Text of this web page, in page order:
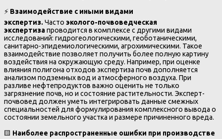
⚡ Взаимодействие с иными видами
экспертиз.Часто эколого-почвоведческая
экспертизапроводится в комплексе с другими видами
исследований: гидрогеологическими, геоботаническими,
санитарно-эпидемиологическими, агрохимическими. Такое
взаимодействие позволяет получить более полную картину
воздействия на окружающую среду. Например, при оценке
влияния полигона отходов экспертиза почв дополняется
анализом подземных вод и атмосферного воздуха. При
разливе нефтепродуктов важно оценить не только
загрязнение почв, но и состояние растительности. Эксперт-
почвовед должен уметь интегрировать данные смежных
специальностей для формулирования комплексного вывода о
состоянии земельного участка и размере причиненного вреда.
🟨 Наиболее распространенные ошибки при производстве